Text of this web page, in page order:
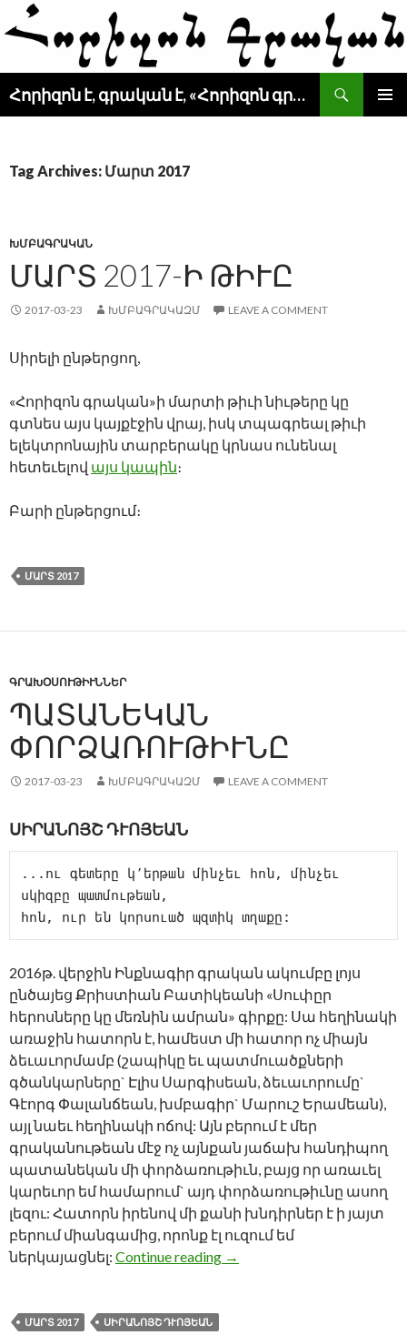
Հորիզոն է, գրական է, «Հորիզոն գրական» է
SKIP
Tag Archives: Մարտ 2017
ԽՄԲԱԳՐԱԿԱՆ
ՄԱՐՏ 2017-Ի ԹԻՒԸ
2017-03-23 ԽՄԲԱԳՐԱԿԱԶՄ LEAVE A COMMENT
Սիրելի ընթերցող,
«Հորիզոն գրական»ի մարտի թիւի նիւթերը կը
գտնես այս կայքէջին վրայ, իսկ տպագրեալ թիւի
ելեկտրոնային տարբերակը կրնաս ունենալ
հետեւելով այս կապին։
Բարի ընթերցում։
ՄԱՐՏ 2017
ԳՐԱԽՕՍՈՒԹԻՒՆՆԵՐ
ՊԱՏԱՆԵԿԱՆ
ՓՈՐՁԱՌՈՒԹԻՒՆԸ
2017-03-23 ԽՄԲԱԳՐԱԿԱԶՄ LEAVE A COMMENT
ՍԻՐԱՆՈՅՇ ԴՒՈՅԵԱՆ
...ու գետերը կ՚երթան մինչեւ հոն, մինչեւ
սկիզբը պատմութեան,
հոն, ուր են կորսուած պզտիկ տղաքը:
2016թ. վերջին Ինքնագիր գրական ակումբը լոյս
ընծայեց Քրիստիան Բատիկեանի «Սուփըր
հերոսները կը մեռնին ամրան» գիրքը: Սա հեղինակի
առաջին հատորն է, համեստ մի հատոր ոչ միայն
ձեւաւորմամբ (շապիկը եւ պատմուածքների
գծանկարները` Էլիս Սարգիսեան, ձեւաւորումը`
Գէորգ Փալանճեան, խմբագիր` Մարուշ Երամեան),
այլ նաեւ հեղինակի ոճով: Այն բերում է մեր
գրականութեան մէջ ոչ այնքան յաճախ հանդիպող
պատանեկան մի փորձառութիւն, բայց որ առաւել
կարեւոր եմ համարում` այդ փորձառութիւնը ասող
լեզու: Հատորն իրենով մի քանի խնդիրներ է ի յայտ
բերում միանգամից, որոնք էլ ուզում եմ
ներկայացնել: Continue reading ՊԱՏԱՆԵԿԱՆ
→
ՄԱՐՏ 2017 ՍԻՐԱՆՈՅՇ ԴՒՈՅԵԱՆ